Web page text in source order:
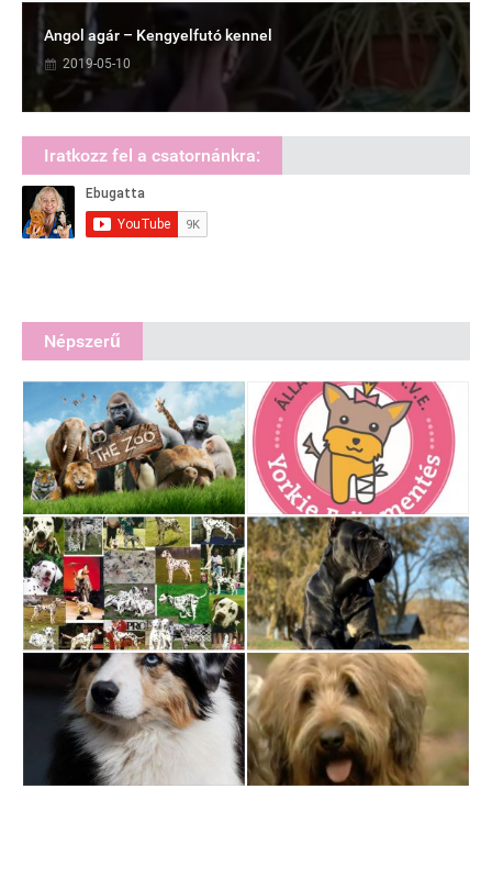
Angol agár – Kengyelfutó kennel
2019-05-10
Iratkozz fel a csatornánkra:
Népszerű